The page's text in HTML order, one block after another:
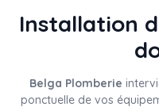
Installation
Belga Plomberie
ponctuelle de vos